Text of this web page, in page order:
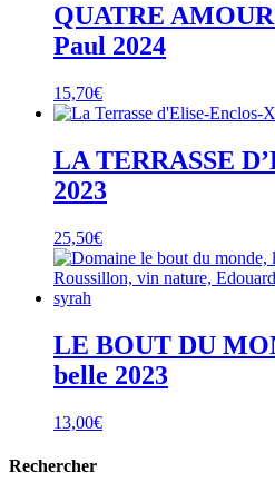
QUATRE
Paul 2024
15,70€
LA TERRASSE
2023
25,50€
LE BOUT DU
belle 2023
13,00€
Rechercher